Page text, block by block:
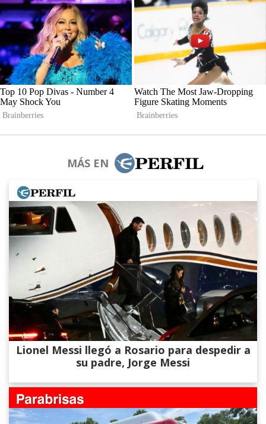
MÁS EN
Lionel Messi llegó a Rosario para despedir a
su padre, Jorge Messi